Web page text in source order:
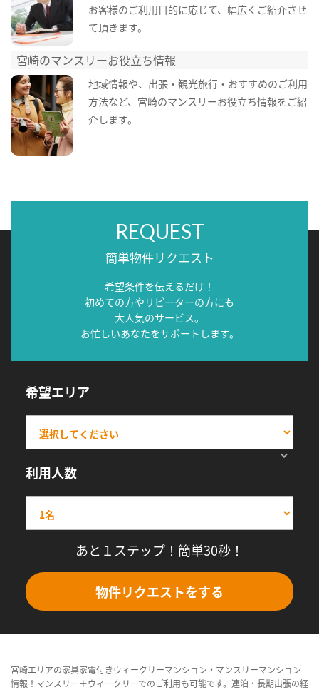
お客様のご利用目的に応じて、幅広くご紹介させ
て頂きます。
宮崎のマンスリーお役立ち情報
地域情報や、出張・観光旅行・おすすめのご利用
方法など、宮崎のマンスリーお役立ち情報をご紹
介します。
REQUEST
簡単物件リクエスト
希望条件を伝えるだけ！
初めての方やリピーターの方にも
大人気のサービス。
お忙しいあなたをサポートします。
希望エリア
利用人数
あと１ステップ！簡単30秒！
物件リクエストをする
宮崎エリアの家具家電付きウィークリーマンション・マンスリーマンション
情報！マンスリー＋ウィークリーでのご利用も可能です。連泊・長期出張の経